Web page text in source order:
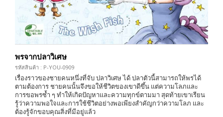
พรจากปลาวิเศษ
รหัสสินค้า : P-YOU-0909
เรื่องราวของชายคนหนึ่งที่จับ ปลาวิเศษ ได้ ปลาตัวนี้สามารถให้พรได้
ตามต้องการ ชายคนนั้นจึงขอให้ชีวิตของเขาดีขึ้น แต่ความโลภและ
การขอพรซ้ำ ๆ ทำให้เกิดปัญหาและความทุกข์ตามมา สุดท้ายเขาเรียน
รู้ว่าความพอใจและการใช้ชีวิตอย่างพอเพียงสำคัญกว่าความโลภ และ
ต้องรู้จักขอบคุณสิ่งที่มีอยู่แล้ว